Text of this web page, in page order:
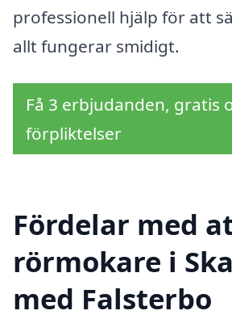
professionell hjälp för att
allt fungerar smidigt.
Få 3 erbjudanden, gratis
förpliktelser
Fördelar med
rörmokare i
med Falsterbo